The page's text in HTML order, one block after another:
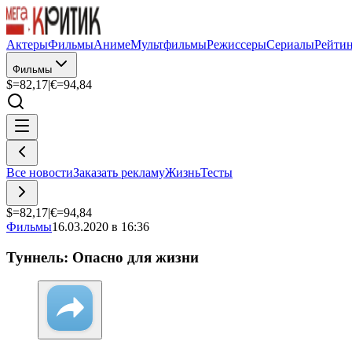
АктерыФильмыАнимеМультфильмыРежиссерыСериалы
Фильмы
$=82,17|€=94,84
Все новостиЗаказать рекламуЖизньТесты
$=82,17|€=94,84
Фильмы16.03.2020 в 16:36
Туннель: Опасно для жизни